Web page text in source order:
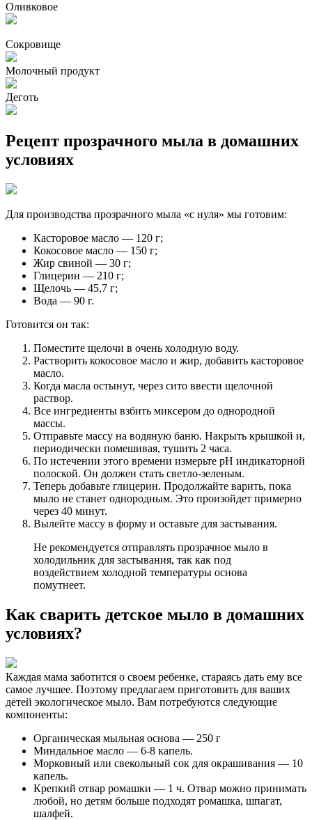
Оливковое
Сокровище
Молочный продукт
Деготь
Рецепт прозрачного мыла в домашних
условиях
Для производства прозрачного мыла «с нуля» мы готовим:
Касторовое масло — 120 г;
Кокосовое масло — 150 г;
Жир свиной — 30 г;
Глицерин — 210 г;
Щелочь — 45,7 г;
Вода — 90 г.
Готовится он так:
Поместите щелочи в очень холодную воду.
Растворить кокосовое масло и жир, добавить касторовое
масло.
Когда масла остынут, через сито ввести щелочной
раствор.
Все ингредиенты взбить миксером до однородной
массы.
Отправьте массу на водяную баню. Накрыть крышкой и,
периодически помешивая, тушить 2 часа.
По истечении этого времени измерьте pH индикаторной
полоской. Он должен стать светло-зеленым.
Теперь добавьте глицерин. Продолжайте варить, пока
мыло не станет однородным. Это произойдет примерно
через 40 минут.
Вылейте массу в форму и оставьте для застывания.
Не рекомендуется отправлять прозрачное мыло в
холодильник для застывания, так как под
воздействием холодной температуры основа
помутнеет.
Как сварить детское мыло в домашних
условиях?
Каждая мама заботится о своем ребенке, стараясь дать ему все
самое лучшее. Поэтому предлагаем приготовить для ваших
детей экологическое мыло. Вам потребуются следующие
компоненты:
Органическая мыльная основа — 250 г
Миндальное масло — 6-8 капель.
Морковный или свекольный сок для окрашивания — 10
капель.
Крепкий отвар ромашки — 1 ч. Отвар можно принимать
любой, но детям больше подходят ромашка, шпагат,
шалфей.